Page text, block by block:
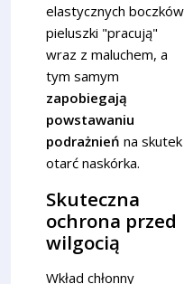
elastycznych boczków
pieluszki "pracują"
wraz z maluchem, a
tym samym
zapobiegają
powstawaniu
podrażnień na skutek
otarć naskórka.
Skuteczna
ochrona przed
wilgocią
Wkład chłonny